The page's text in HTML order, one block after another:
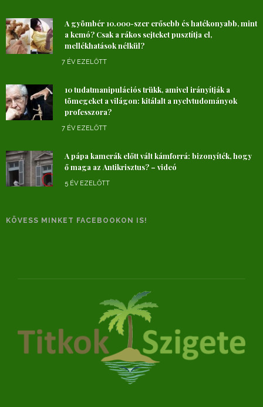
A gyömbér 10.000-szer erősebb és hatékonyabb, mint
a kemó? Csak a rákos sejteket pusztítja el,
mellékhatások nélkül?
7 ÉV EZELŐTT
10 tudatmanipulációs trükk, amivel irányítják a
tömegeket a világon: kitálalt a nyelvtudományok
professzora?
7 ÉV EZELŐTT
A pápa kamerák előtt vált kámforrá: bizonyíték, hogy
ő maga az Antikrisztus? – videó
5 ÉV EZELŐTT
KÖVESS MINKET FACEBOOKON IS!